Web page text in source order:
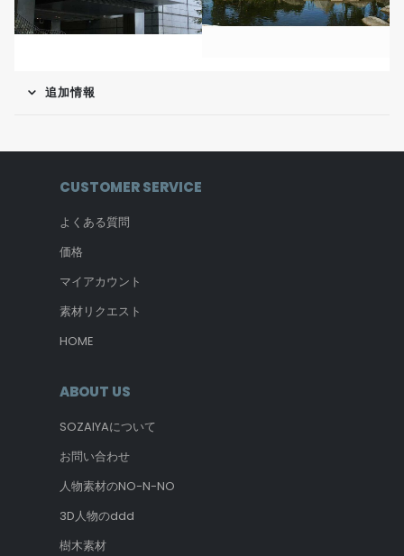
無料ダウンロード 無料ダウンロード
追加情報
CUSTOMER SERVICE
よくある質問
価格
マイアカウント
素材リクエスト
HOME
ABOUT US
SOZAIYAについて
お問い合わせ
人物素材のNO-N-NO
3D人物のddd
樹木素材